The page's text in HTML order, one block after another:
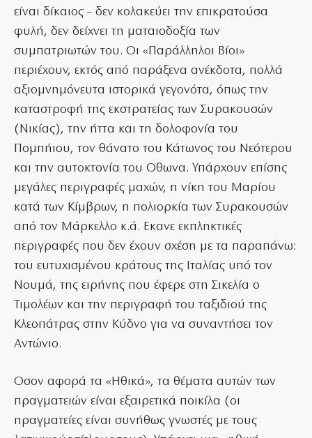
είναι δίκαιος – δεν κολακεύει την επικρατούσα
φυλή, δεν δείχνει τη ματαιοδοξία των
συμπατριωτών του. Οι «Παράλληλοι Βίοι»
περιέχουν, εκτός από παράξενα ανέκδοτα, πολλά
αξιομνημόνευτα ιστορικά γεγονότα, όπως την
καταστροφή της εκστρατείας των Συρακουσών
(Νικίας), την ήττα και τη δολοφονία του
Πομπήιου, τον θάνατο του Κάτωνος του Νεότερου
και την αυτοκτονία του Οθωνα. Υπάρχουν επίσης
μεγάλες περιγραφές μαχών, η νίκη του Μαρίου
κατά των Κίμβρων, η πολιορκία των Συρακουσών
από τον Μάρκελλο κ.ά. Εκανε εκπληκτικές
περιγραφές που δεν έχουν σχέση με τα παραπάνω:
του ευτυχισμένου κράτους της Ιταλίας υπό τον
Νουμά, της ειρήνης που έφερε στη Σικελία ο
Τιμολέων και την περιγραφή του ταξιδιού της
Κλεοπάτρας στην Κύδνο για να συναντήσει τον
Αντώνιο.
Οσον αφορά τα «Ηθικά», τα θέματα αυτών των
πραγματειών είναι εξαιρετικά ποικίλα (οι
πραγματείες είναι συνήθως γνωστές με τους